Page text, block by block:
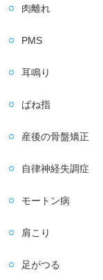
肉離れ
PMS
耳鳴り
ばね指
産後の骨盤矯正
自律神経失調症
モートン病
肩こり
足がつる